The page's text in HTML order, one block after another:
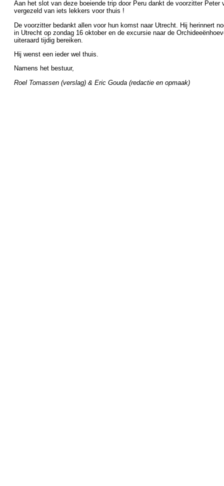
Aan het slot van deze boeiende trip door Peru dankt de voorzitter
vergezeld van iets lekkers voor thuis !
De voorzitter bedankt allen voor hun komst naar Utrecht. Hij herinnert
in Utrecht op zondag 16 oktober en de excursie naar de
uiteraard tijdig bereiken.
Hij wenst een ieder wel thuis.
Namens het bestuur,
Roel Tomassen (verslag) & Eric Gouda (redactie en opmaak)